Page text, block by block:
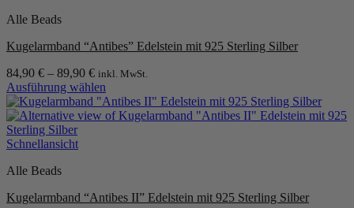
auf.
Optionen
auf
der
Produktseite
gewählt
werden
Alle Beads
Kugelarmband “Antibes” Edelstein mit 925 Sterling Silber
84,90 € – 89,90 € inkl. MwSt.
Ausführung wählen
Dieses
Produkt
weist
mehrere
auf.
Optionen
Schnellansicht
Alle Beads
Kugelarmband “Antibes II” Edelstein mit 925 Sterling Silber